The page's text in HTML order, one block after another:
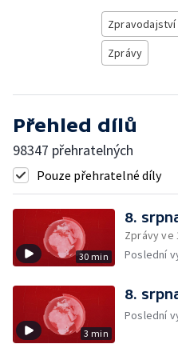
Zpravodajství
Zprávy
Přehled dílů
98347 přehratelných
Pouze přehratelné díly
30 min
8.
Zprávy ve
Poslední
3 min
8.
Poslední